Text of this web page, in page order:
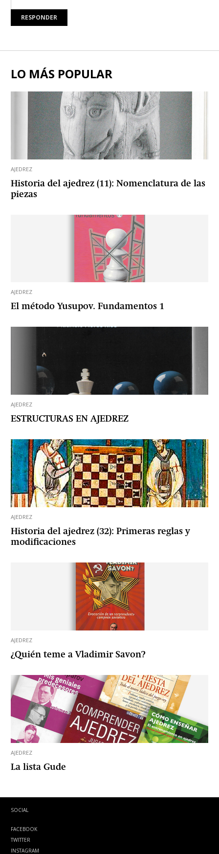
RESPONDER
LO MÁS POPULAR
AJEDREZ
Historia del ajedrez (11): Nomenclatura de las
piezas
AJEDREZ
El método Yusupov. Fundamentos 1
AJEDREZ
ESTRUCTURAS EN AJEDREZ
AJEDREZ
Historia del ajedrez (32): Primeras reglas y
modificaciones
AJEDREZ
¿Quién teme a Vladimir Savon?
AJEDREZ
La lista Gude
SOCIAL
FACEBOOK
TWITTER
INSTAGRAM